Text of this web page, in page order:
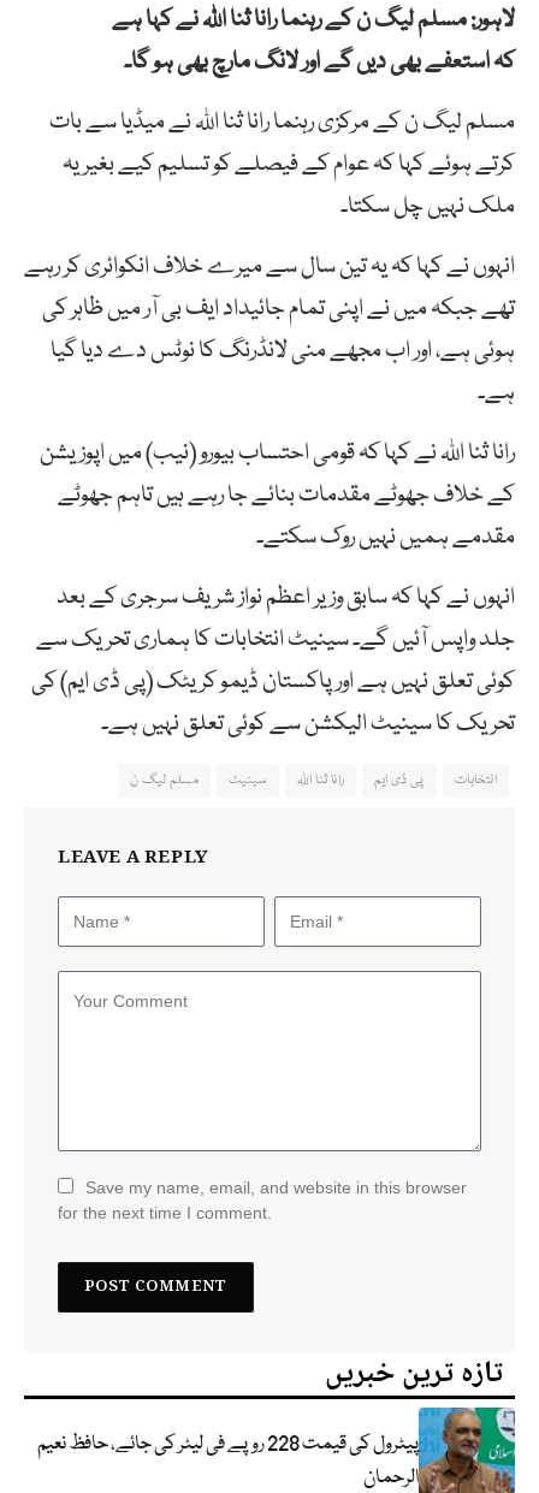
لاہور: مسلم لیگ ن کے رہنما رانا ثنا اللہ نے کہا ہے
کہ استعفے بھی دیں گے اور لانگ مارچ بھی ہو گا۔
مسلم لیگ ن کے مرکزی رہنما رانا ثنا اللہ نے میڈیا سے بات
کرتے ہوئے کہا کہ عوام کے فیصلے کو تسلیم کیے بغیر یہ
ملک نہیں چل سکتا۔
انہوں نے کہا کہ یہ تین سال سے میرے خلاف انکوائری کر رہے
تھے جبکہ میں نے اپنی تمام جائیداد ایف بی آر میں ظاہر کی
ہوئی ہے، اور اب مجھے منی لانڈرنگ کا نوٹس دے دیا گیا
ہے۔
رانا ثنا اللہ نے کہا کہ قومی احتساب بیورو (نیب) میں اپوزیشن
کے خلاف جھوٹے مقدمات بنائے جا رہے ہیں تاہم جھوٹے
مقدمے ہمیں نہیں روک سکتے۔
انہوں نے کہا کہ سابق وزیر اعظم نواز شریف سرجری کے بعد
جلد واپس آئیں گے۔ سینیٹ انتخابات کا ہماری تحریک سے
کوئی تعلق نہیں ہے اور پاکستان ڈیمو کریٹک (پی ڈی ایم) کی
تحریک کا سینیٹ الیکشن سے کوئی تعلق نہیں ہے۔
انتخابات پی ڈی ایم رانا ثنا اللہ سینیٹ مسلم لیگ ن
LEAVE A REPLY
Save my name, email, and website in this browser
for the next time I comment.
تازہ ترین خبریں
پیٹرول کی قیمت 228 روپے فی لیٹر کی جائے، حافظ نعیم
الرحمان